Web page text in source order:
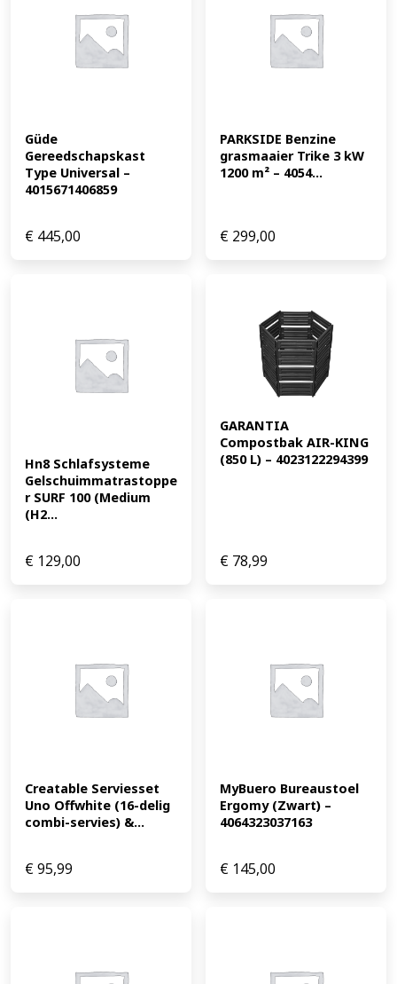
Güde
Gereedschapskast
Type Universal –
4015671406859
€ 445,00
PARKSIDE Benzine
grasmaaier Trike 3 kW
1200 m² – 4054...
€ 299,00
Hn8 Schlafsysteme
Gelschuimmatrastoppe
r SURF 100 (Medium
(H2...
€ 129,00
GARANTIA
Compostbak AIR-KING
(850 L) – 4023122294399
€ 78,99
Creatable Serviesset
Uno Offwhite (16-delig
combi-servies) &...
€95,99
MyBuero Bureaustoel
Ergomy (Zwart) –
4064323037163
€ 145,00